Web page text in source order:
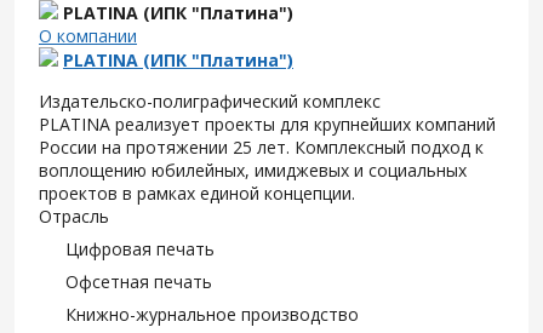
PLATINA (ИПК "Платина")
О компании
PLATINA (ИПК "Платина")
Издательско-полиграфический комплекс
PLATINA реализует проекты для крупнейших компаний
России на протяжении 25 лет. Комплексный подход к
воплощению юбилейных, имиджевых и социальных
проектов в рамках единой концепции.
Отрасль
Цифровая печать
Офсетная печать
Книжно-журнальное производство